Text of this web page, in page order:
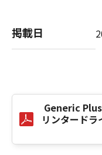
the
forth herein.
本条項中で使用
本契約書中で
意味し、指し示
10．分離可能性
掲載日
Generic
リンタード